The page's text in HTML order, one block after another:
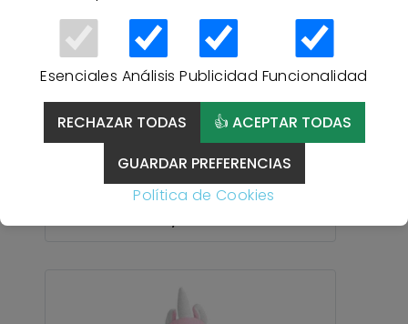
Esenciales Análisis Publicidad Funcionalidad
RECHAZAR TODAS
👍 ACEPTAR TODAS
GUARDAR PREFERENCIAS
Política de Cookies
DOUDOU MORDEDOR
21348 OSITO BABY HAPPY -
ROSA